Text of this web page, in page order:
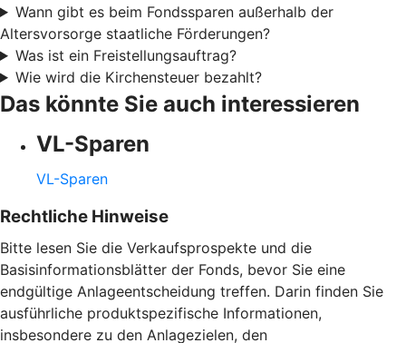
Wann gibt es beim Fondssparen außerhalb der
Altersvorsorge staatliche Förderungen?
Was ist ein Freistellungsauftrag?
Wie wird die Kirchensteuer bezahlt?
Das könnte Sie auch interessieren
VL-Sparen
VL-Sparen
Rechtliche Hinweise
Bitte lesen Sie die Verkaufsprospekte und die
Basisinformationsblätter der Fonds, bevor Sie eine
endgültige Anlageentscheidung treffen. Darin finden Sie
ausführliche produktspezifische Informationen,
insbesondere zu den Anlagezielen, den